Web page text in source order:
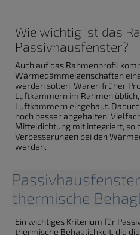
Wie wichtig ist das
Passivhausfenster?
Auch auf das Rahmenprofil
Wärmedämmeigenschaften
werden sollen. Waren früher
Luftkammern im Rahmen
Luftkammern eingebaut.
noch besser abgehalten.
Mitteldichtung mit integriert, so
Verbesserungen bei den
werden.
thermische
Ein wichtiges Kriterium für
thermische Behaglichkeit, die